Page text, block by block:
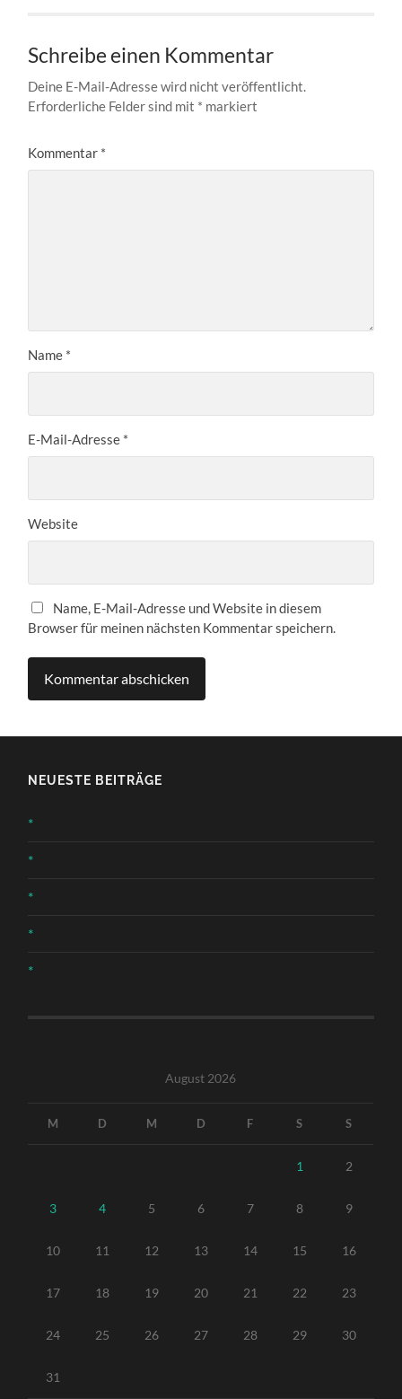
Schreibe einen Kommentar
Deine E-Mail-Adresse wird nicht veröffentlicht.
Erforderliche Felder sind mit * markiert
Kommentar *
Name *
E-Mail-Adresse *
Website
Name, E-Mail-Adresse und Website in diesem
Browser für meinen nächsten Kommentar speichern.
NEUESTE BEITRÄGE
*
*
*
*
*
August 2026
M D M D F S S
1 2
3 4 5 6 7 8 9
10 11 12 13 14 15 16
17 18 19 20 21 22 23
24 25 26 27 28 29 30
31